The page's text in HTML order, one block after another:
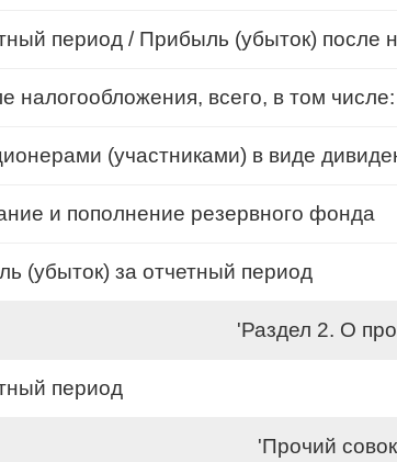
период / Прибыль (убыток) после
налогообложения, всего, в том числе:
(участниками) в виде
и пополнение резервного фонда
(убыток) за отчетный период
'Раздел 2. О
период
'Прочий